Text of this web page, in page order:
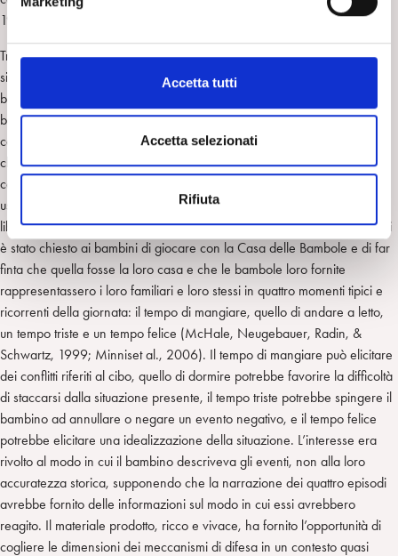
l
c
o
n
s
n
o
Accetta tutti
Accetta selezionati
Rifiuta
1966/69
Tradizionalmente i meccanismi di difesa sono studiati all’interno della
situazione terapeutica dove il contesto è fornito dalla relazione tra il
bambino e il suo terapeuta. In tale situazione, all’interno del transfert il
bambino riproduce relazioni appartenenti alla sua esperienza. Per
condurre lo studio presentato nell’articolo, è stato sviluppato un metodo
che permette di valutare i meccanismi di difesa sia attraverso il
comportamento che le espressioni verbali infantili. Nella ricerca è stato
usato come setting il gioco della Casa delle Bambole in cui il bambino è
libero di immaginare situazioni differenti. Per evocare i contenuti emotivi
è stato chiesto ai bambini di giocare con la Casa delle Bambole e di far
finta che quella fosse la loro casa e che le bambole loro fornite
rappresentassero i loro familiari e loro stessi in quattro momenti tipici e
ricorrenti della giornata: il tempo di mangiare, quello di andare a letto,
un tempo triste e un tempo felice (McHale, Neugebauer, Radin, &
Schwartz, 1999; Minniset al., 2006). Il tempo di mangiare può elicitare
dei conflitti riferiti al cibo, quello di dormire potrebbe favorire la difficoltà
di staccarsi dalla situazione presente, il tempo triste potrebbe spingere il
bambino ad annullare o negare un evento negativo, e il tempo felice
potrebbe elicitare una idealizzazione della situazione. L’interesse era
rivolto al modo in cui il bambino descriveva gli eventi, non alla loro
accuratezza storica, supponendo che la narrazione dei quattro episodi
avrebbe fornito delle informazioni sul modo in cui essi avrebbero
reagito. Il materiale prodotto, ricco e vivace, ha fornito l’opportunità di
cogliere le dimensioni dei meccanismi di difesa in un contesto quasi